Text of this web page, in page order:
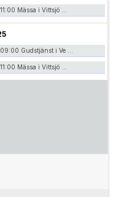
11:00 Mässa i Vittsjö ...
09:00 Gudstjänst i Ve ...
11:00 Mässa i Vittsjö ...